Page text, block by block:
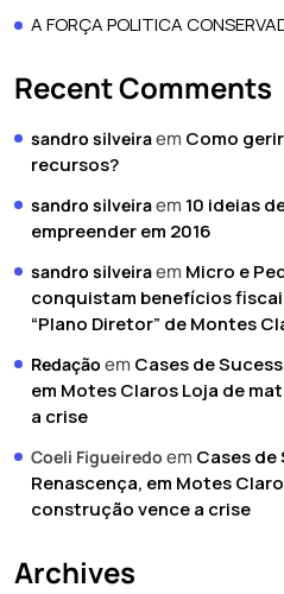
A FORÇA POLITICA
Recent Comments
sandro silveiraem Como
recursos?
sandro silveiraem 10 ideias
empreender em 2016
sandro silveiraem Micro e
conquistam benefícios
“Plano Diretor” de Montes
Redação em Cases de
em Motes Claros Loja de
a crise
Coeli Figueiredo em Cases de
Renascença, em Motes
construção vence a crise
Archives